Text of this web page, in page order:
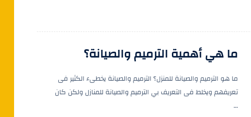
ما هي أهمية الترميم والصيانة؟
ما هو الترميم والصيانة للمنزل؟ الترميم والصيانة يخطىء الكثير فى
تعريفهم ويخلط فى التعريف بي الترميم والصيانة للمنازل ولكن كان
...